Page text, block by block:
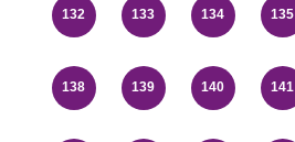
132 133 134 135
138 139 140 141